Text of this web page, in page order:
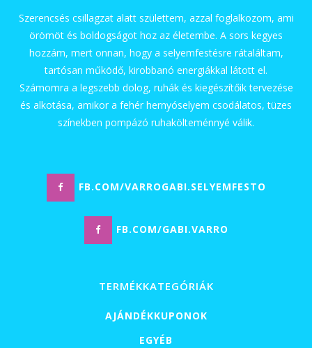
Szerencsés csillagzat alatt születtem, azzal foglalkozom, ami
örömöt és boldogságot hoz az életembe. A sors kegyes
hozzám, mert onnan, hogy a selyemfestésre rátaláltam,
tartósan működő, kirobbanó energiákkal látott el.
Számomra a legszebb dolog, ruhák és kiegészítőik tervezése
és alkotása, amikor a fehér hernyóselyem csodálatos, tüzes
színekben pompázó ruhakölteménnyé válik.
FB.COM/VARROGABI.SELYEMFESTO
FB.COM/GABI.VARRO
TERMÉKKATEGÓRIÁK
AJÁNDÉKKUPONOK
EGYÉB